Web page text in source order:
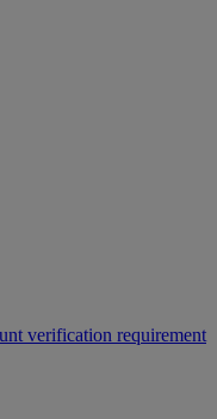
verification requirement